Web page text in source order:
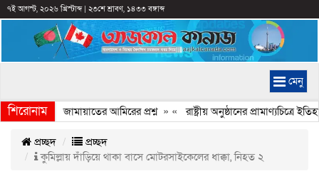
৭ই আগস্ট, ২০২৬ খ্রিস্টাব্দ| ২৩শে শ্রাবণ, ১৪৩৩ বঙ্গাব্দ
মেনু
শিরোনাম
হচ্ছে কেন, জামায়াতের আমিরের প্রশ্ন» «রাষ্ট্রীয় অনুষ্ঠানের প্রামাণ্যচিত্রে
প্রচ্ছদ
প্রচ্ছদ
কুমিল্লায় দাঁড়িয়ে থাকা বাসে মোটরসাইকেলের ধাক্কা, নিহত ২